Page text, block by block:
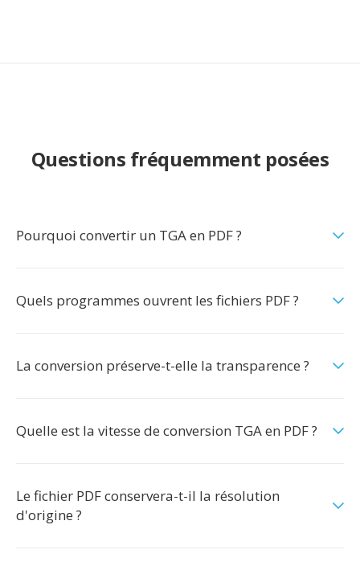
Questions fréquemment posées
Pourquoi convertir un TGA en PDF ?
Quels programmes ouvrent les fichiers PDF ?
La conversion préserve-t-elle la transparence ?
Quelle est la vitesse de conversion TGA en PDF ?
Le fichier PDF conservera-t-il la résolution
d'origine ?